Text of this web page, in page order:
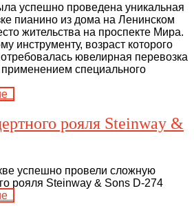
успешно проведена уникальная
пианино из дома на Ленинском
жительства на проспекте Мира.
инструменту, возраст которого
ювелирная перевозка
специального
рояля Steinway &
успешно провели сложную
рояля Steinway & Sons D-274